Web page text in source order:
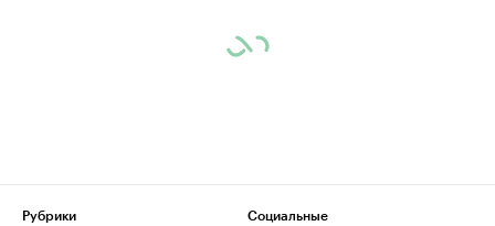
Рубрики
Социальные